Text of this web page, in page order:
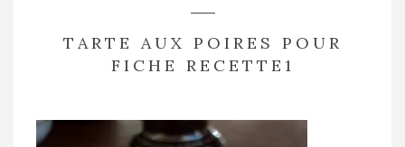
TARTE AUX POIRES POUR
FICHE RECETTE1